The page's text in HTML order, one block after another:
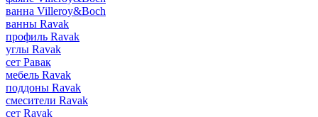
ванна Villeroy&Boch
ванны Ravak
профиль Ravak
углы Ravak
сет Равак
мебель Ravak
поддоны Ravak
смесители Ravak
сет Ravak